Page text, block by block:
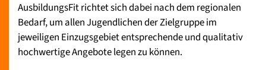
AusbildungsFit richtet sich dabei nach dem regionalen
Bedarf, um allen Jugendlichen der Zielgruppe im
jeweiligen Einzugsgebiet entsprechende und qualitativ
hochwertige Angebote legen zu können.